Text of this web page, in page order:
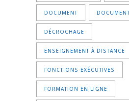
DOCUMENT
DÉCROCHAGE
ENSEIGNEMENT À DISTANCE
FONCTIONS EXÉCUTIVES
FORMATION EN LIGNE